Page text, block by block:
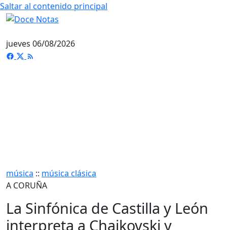
Saltar al contenido principal
jueves 06/08/2026
música :: música clásica
A CORUÑA
La Sinfónica de Castilla y León
interpreta a Chaikovski y